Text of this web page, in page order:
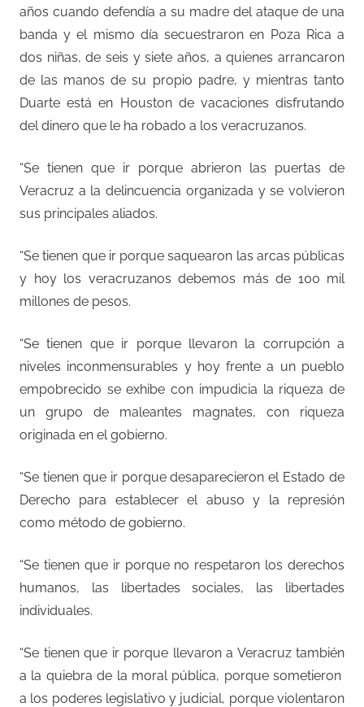
años cuando defendía a su madre del ataque de una
banda y el mismo día secuestraron en Poza Rica a
dos niñas, de seis y siete años, a quienes arrancaron
de las manos de su propio padre, y mientras tanto
Duarte está en Houston de vacaciones disfrutando
del dinero que le ha robado a los veracruzanos.
“Se tienen que ir porque abrieron las puertas de
Veracruz a la delincuencia organizada y se volvieron
sus principales aliados.
“Se tienen que ir porque saquearon las arcas públicas
y hoy los veracruzanos debemos más de 100 mil
millones de pesos.
“Se tienen que ir porque llevaron la corrupción a
niveles inconmensurables y hoy frente a un pueblo
empobrecido se exhibe con impudicia la riqueza de
un grupo de maleantes magnates, con riqueza
originada en el gobierno.
“Se tienen que ir porque desaparecieron el Estado de
Derecho para establecer el abuso y la represión
como método de gobierno.
“Se tienen que ir porque no respetaron los derechos
humanos, las libertades sociales, las libertades
individuales.
“Se tienen que ir porque llevaron a Veracruz también
a la quiebra de la moral pública, porque sometieron
a los poderes legislativo y judicial, porque violentaron